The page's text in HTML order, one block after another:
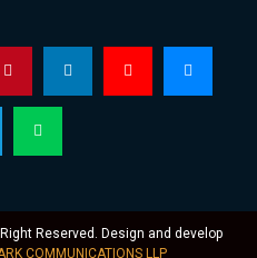
Reserved. Design and develop
COMMUNICATIONS LLP